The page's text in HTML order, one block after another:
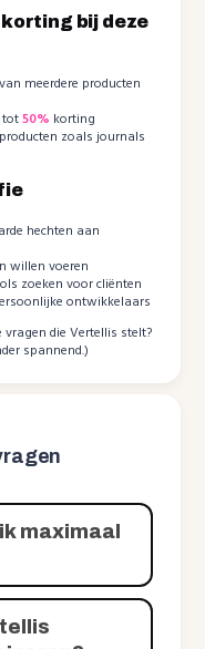
bij deze
meerdere producten
tot50% korting
zoals journals
hechten aan
willen voeren
zoeken voor cliënten
ontwikkelaars
die Vertellis stelt?
spannend.)
maximaal